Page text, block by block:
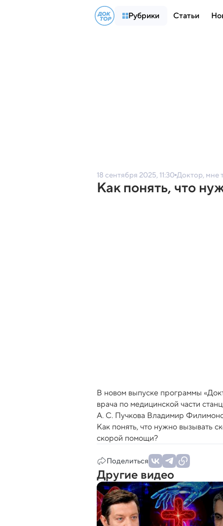
Рубрики Статьи
18 сентября 2025, 11:30 Доктор, мне
Как понять, что
В новом выпуске программы
врача по медицинской части
А. С. Пучкова Владимир
Как понять, что нужно вызывать
скорой помощи?
Поделиться
Другие видео